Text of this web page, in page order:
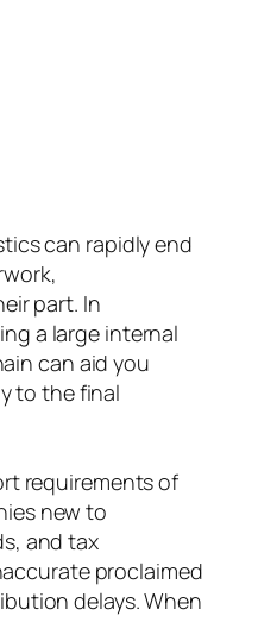
can rapidly end
part. In
a large internal
can aid you
to the final
requirements of
new to
and tax
proclaimed
delays. When